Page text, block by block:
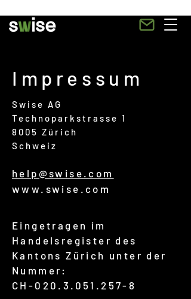
Impressum
Swise AG
Technoparkstrasse 1
8005 Zürich
Schweiz
help@swise.com
www.swise.com
Eingetragen im
Handelsregister des
Kantons Zürich unter der
Nummer:
CH-020.3.051.257-8